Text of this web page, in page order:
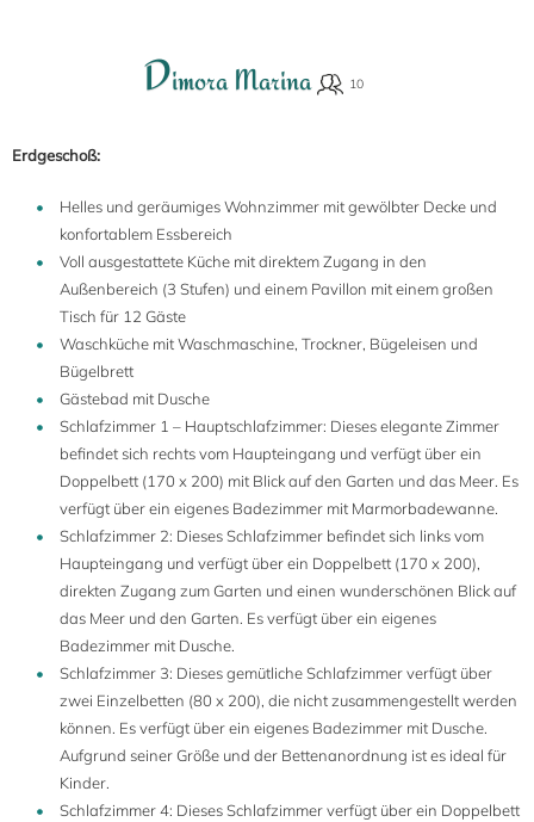
Dimora Marina
Erdgeschoß:
Helles und geräumiges Wohnzimmer mit gewölbter Decke und
konfortablem Essbereich
Voll ausgestattete Küche mit direktem Zugang in den
Außenbereich (3 Stufen) und einem Pavillon mit einem großen
Tisch für 12 Gäste
Waschküche mit Waschmaschine, Trockner, Bügeleisen und
Bügelbrett
Gästebad mit Dusche
Schlafzimmer 1 – Hauptschlafzimmer: Dieses elegante Zimmer
befindet sich rechts vom Haupteingang und verfügt über ein
Doppelbett (170 x 200) mit Blick auf den Garten und das Meer. Es
verfügt über ein eigenes Badezimmer mit Marmorbadewanne.
Schlafzimmer 2: Dieses Schlafzimmer befindet sich links vom
Haupteingang und verfügt über ein Doppelbett (170 x 200),
direkten Zugang zum Garten und einen wunderschönen Blick auf
das Meer und den Garten. Es verfügt über ein eigenes
Badezimmer mit Dusche.
Schlafzimmer 3: Dieses gemütliche Schlafzimmer verfügt über
zwei Einzelbetten (80 x 200), die nicht zusammengestellt werden
können. Es verfügt über ein eigenes Badezimmer mit Dusche.
Aufgrund seiner Größe und der Bettenanordnung ist es ideal für
Kinder.
Schlafzimmer 4: Dieses Schlafzimmer verfügt über ein Doppelbett